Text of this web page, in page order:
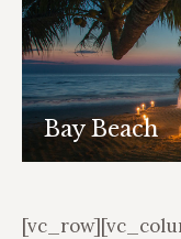
Bay Beach